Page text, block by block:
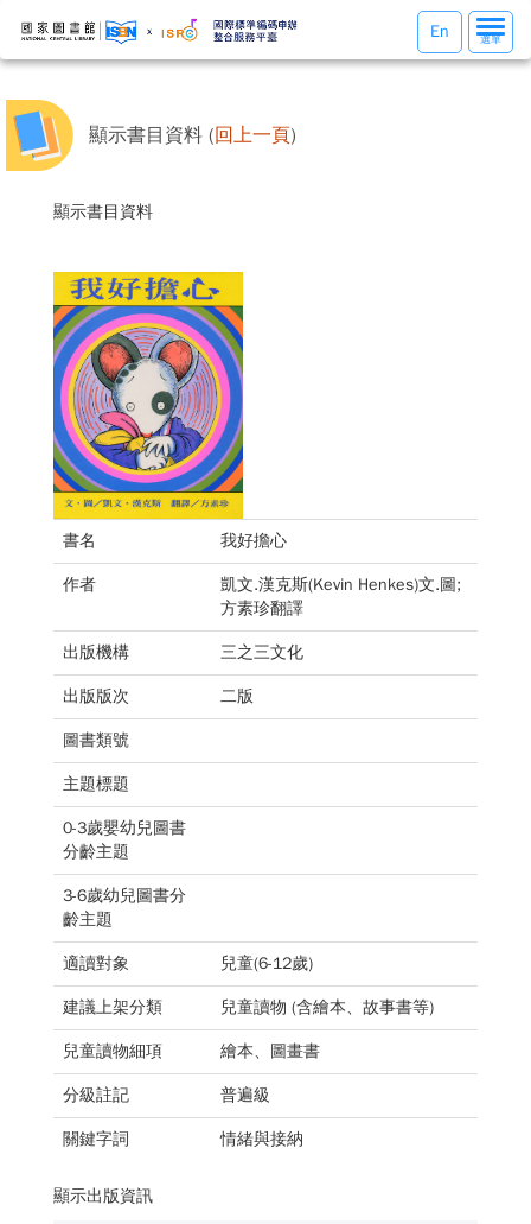
選
單
選單
En
顯示書目資料 (回上一頁)
顯示書目資料
書名 我好擔心
作者
凱文.漢克斯(Kevin Henkes)文.圖;
方素珍翻譯
出版機構 三之三文化
出版版次 二版
圖書類號
主題標題
0-3歲嬰幼兒圖書
分齡主題
3-6歲幼兒圖書分
齡主題
適讀對象 兒童(6-12歲)
建議上架分類 兒童讀物 (含繪本、故事書等)
兒童讀物細項 繪本、圖畫書
分級註記 普遍級
關鍵字詞 情緒與接納
顯示出版資訊